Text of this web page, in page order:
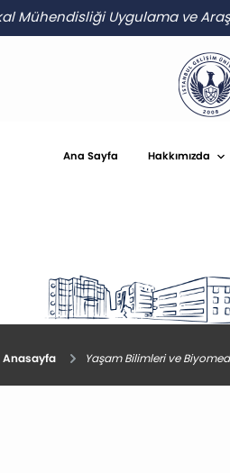
Mühendisliği Uygulama ve
Ana Sayfa Hakkımızda
Anasayfa Yaşam Bilimleri ve